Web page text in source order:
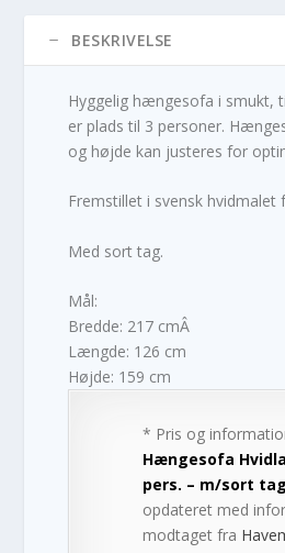
BESKRIVELSE
Hyggelig hængesofa i smukt,
er plads til 3 personer.
og højde kan justeres for
Fremstillet i svensk
Med sort tag.
Mål:
Bredde: 217 cmÂ
Længde: 126 cm
Højde: 159 cm
* Pris og
Hængesofa
pers. – m/sort tag
opdateret med
modtaget fra